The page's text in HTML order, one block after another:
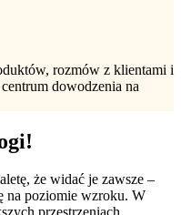
rozmów z klientami i
dowodzenia na
że widać je zawsze –
na poziomie wzroku. W